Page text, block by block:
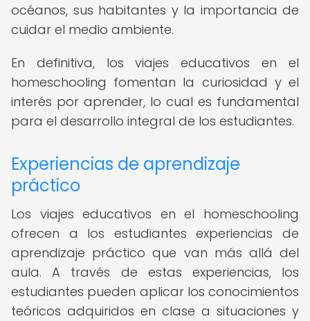
océanos, sus habitantes y la importancia de
cuidar el medio ambiente.
En definitiva, los viajes educativos en el
homeschooling fomentan la curiosidad y el
interés por aprender, lo cual es fundamental
para el desarrollo integral de los estudiantes.
Experiencias de aprendizaje
práctico
Los viajes educativos en el homeschooling
ofrecen a los estudiantes experiencias de
aprendizaje práctico que van más allá del
aula. A través de estas experiencias, los
estudiantes pueden aplicar los conocimientos
teóricos adquiridos en clase a situaciones y